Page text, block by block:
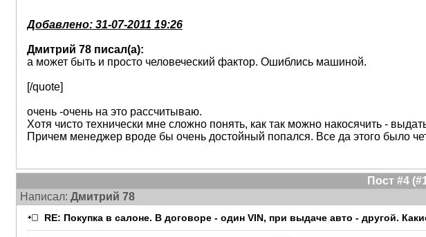
Добавлено: 31-07-2011 19:26
Дмитрий 78 писал(а):
а может быть и просто человеческий фактор. Ошиблись машиной.
[/quote]
очень -очень на это рассчитываю.
Хотя чисто технически мне сложно понять, как так можно накосячить -
Причем менеджер вроде бы очень достойный попался. Все да этого было
Пост #4
Написал: Дмитрий 78
RE: Покупка в салоне. В договоре - один VIN, при выдаче авто - другой.